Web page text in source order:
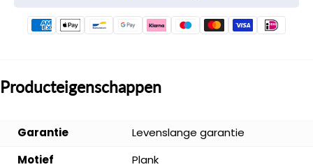
Producteigenschappen
Garantie
Levenslange garantie
Motief
Plank